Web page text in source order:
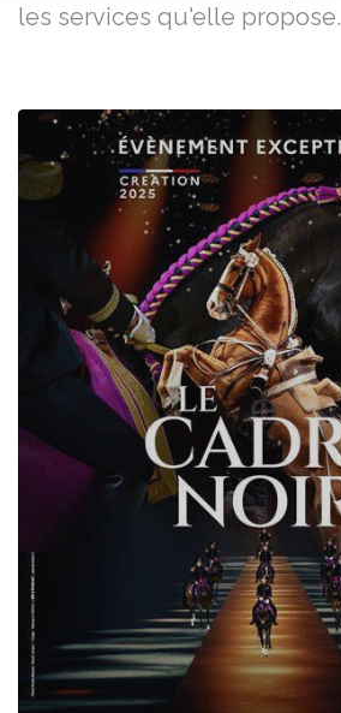
les services qu'elle propose.